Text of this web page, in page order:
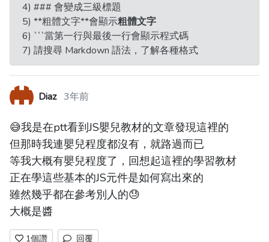
4) ### 會變成三級標題
5) **粗體文字**會顯示粗體文字
6) ```當第一行與最後一行會顯示程式碼
7) 請搜尋 Markdown 語法，了解各種格式
Diaz 3年前
😅我是在ptt看到JS嬰兒教材的文章發現這裡的
但那時我連嬰兒程度都沒有，就路過而已
等我大概有嬰兒程度了，回想起這裡的學習教材
正在學這些基本的JS元件是如何寫出來的
雖然幾乎都在參考別人的😓
大概是醬
1個讚 回覆